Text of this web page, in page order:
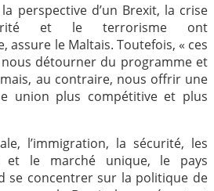
perspective d’un Brexit, la crise
et le terrorisme ont
assure le Maltais. Toutefois, « ces
détourner du programme et
au contraire, nous offrir une
union plus compétitive et plus
l’immigration, la sécurité, les
et le marché unique, le pays
se concentrer sur la politique de